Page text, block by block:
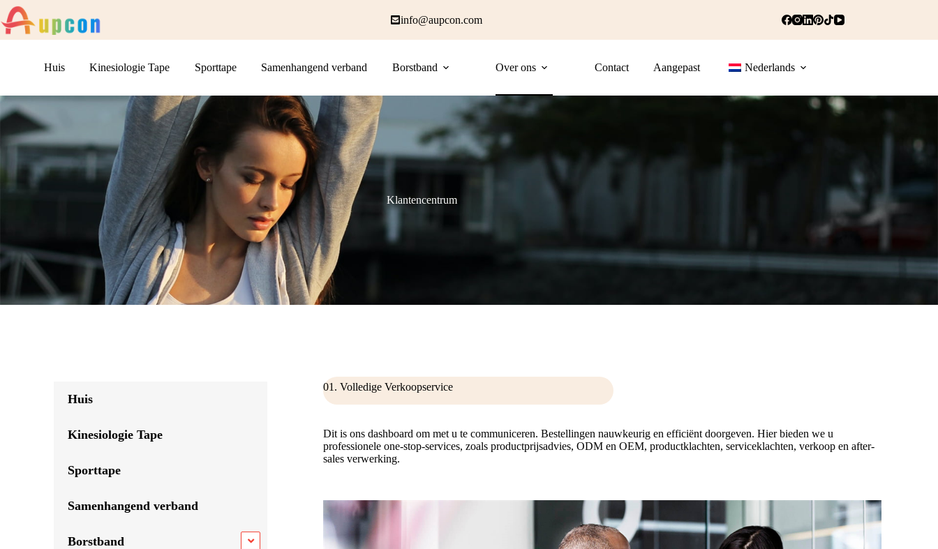
info@aupcon.com
Huis Kinesiologie Tape Sporttape Samenhangend verband Borstband Over ons Contact Aangepast Nederlands
Klantencentrum
Huis
Kinesiologie Tape
Sporttape
Samenhangend verband
Borstband
01. Volledige Verkoopservice
Dit is ons dashboard om met u te communiceren. Bestellingen nauwkeurig en efficiënt doorgeven. Hier bieden we u
professionele one-stop-services, zoals productprijsadvies, ODM en OEM, productklachten, serviceklachten, verkoop en after-
sales verwerking.